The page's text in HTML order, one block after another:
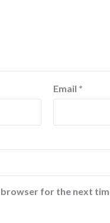
Email *
for the next